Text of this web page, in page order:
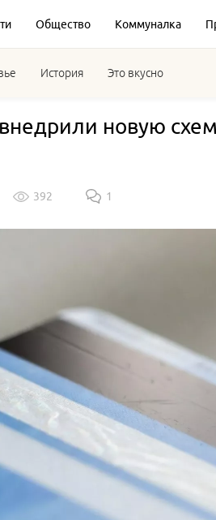
Общество Коммуналка
История Это вкусно
новую
392 1